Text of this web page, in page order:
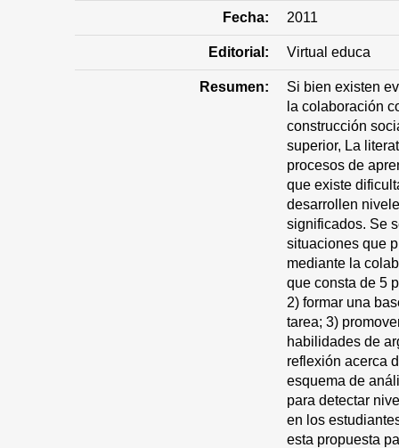
Fecha: 2011
Editorial: Virtual educa
Resumen:
Si bien existen
la colaboración
construcción
superior, La
procesos de
que existe
desarrollen
significados. Se
situaciones que
mediante la
que consta de 5
2) formar una
tarea; 3)
habilidades de
reflexión acerca
esquema de
para detectar
en los
esta propuesta